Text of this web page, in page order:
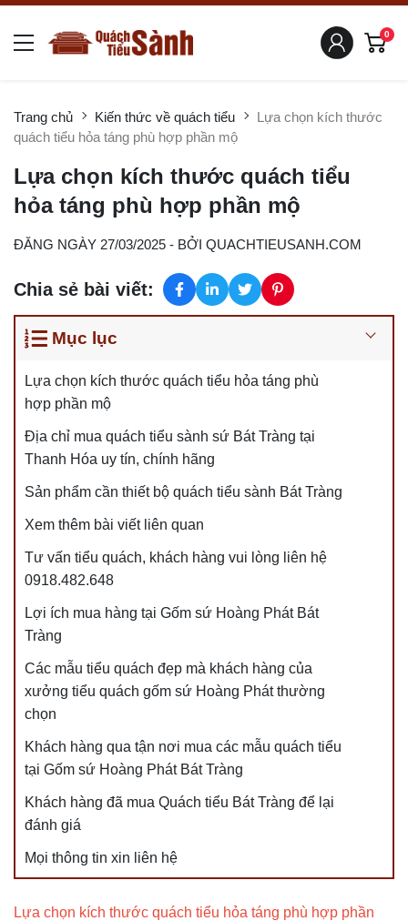
0
Trang chủ Kiến thức về quách tiểu
Lựa chọn kích thước
quách tiểu hỏa táng phù hợp phần mộ
Lựa chọn kích thước quách tiểu
hỏa táng phù hợp phần mộ
ĐĂNG NGÀY 27/03/2025 - BỞI QUACHTIEUSANH.COM
Chia sẻ bài viết:
Mục lục
Lựa chọn kích thước quách tiểu hỏa táng phù
hợp phần mộ
Địa chỉ mua quách tiểu sành sứ Bát Tràng tại
Thanh Hóa uy tín, chính hãng
Sản phẩm cần thiết bộ quách tiểu sành Bát Tràng
Xem thêm bài viết liên quan
Tư vấn tiểu quách, khách hàng vui lòng liên hệ
0918.482.648
Lợi ích mua hàng tại Gốm sứ Hoàng Phát Bát
Tràng
Các mẫu tiểu quách đẹp mà khách hàng của
xưởng tiểu quách gốm sứ Hoàng Phát thường
chọn
Khách hàng qua tận nơi mua các mẫu quách tiểu
tại Gốm sứ Hoàng Phát Bát Tràng
Khách hàng đã mua Quách tiểu Bát Tràng để lại
đánh giá
Mọi thông tin xin liên hệ
Lựa chọn kích thước quách tiểu hỏa táng phù hợp phần